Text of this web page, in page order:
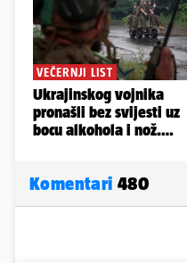
Komentari 480